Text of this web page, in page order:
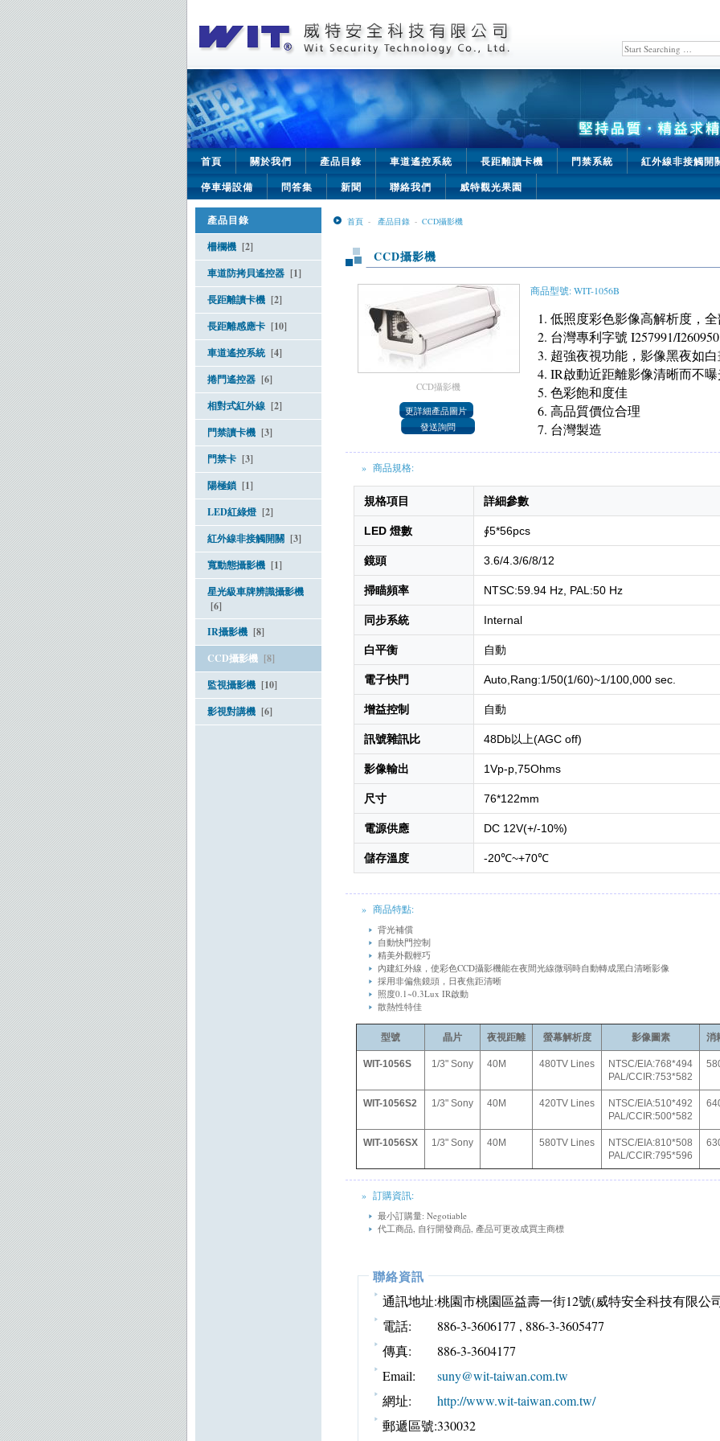
首頁 關於我們 產品目錄 車道遙控系統 長距離讀卡機 門禁系統
紅外線非接觸開
停車場設備
問答集 新聞 聯絡我們 威特觀光果園
產品目錄
柵欄機 [2]
車道防拷貝遙控器 [1]
長距離讀卡機 [2]
長距離感應卡 [10]
車道遙控系統 [4]
捲門遙控器 [6]
相對式紅外線 [2]
門禁讀卡機 [3]
門禁卡 [3]
陽極鎖 [1]
LED紅綠燈 [2]
紅外線非接觸開關 [3]
寬動態攝影機 [1]
星光級車牌辨識攝影機
[6]
IR攝影機 [8]
CCD攝影機 [8]
監視攝影機 [10]
影視對講機 [6]
首頁 - 產品目錄 - CCD攝影機
CCD攝影機
CCD攝影機
商品型號: WIT-1056B
低照度彩色影像高解析度，
台灣專利字號 I257991/I260950
超強夜視功能，影像黑夜如
IR啟動近距離影像清晰而不
色彩飽和度佳
高品質價位合理
台灣製造
» 商品規格:
規格項目 詳細參數
LED 燈數 ∮5*56pcs
鏡頭 3.6/4.3/6/8/12
掃瞄頻率 NTSC:59.94 Hz, PAL:50 Hz
同步系統 Internal
白平衡 自動
電子快門 Auto,Rang:1/50(1/60)~1/100,000 sec.
增益控制 自動
訊號雜訊比 48Db以上(AGC off)
影像輸出 1Vp-p,75Ohms
尺寸 76*122mm
電源供應 DC 12V(+/-10%)
儲存溫度 -20℃~+70℃
» 商品特點:
背光補償
自動快門控制
精美外觀輕巧
內建紅外線，使彩色CCD攝影機能在夜間光線微弱時自動轉成黑白清晰影像
採用非偏焦鏡頭，日夜焦距清晰
照度0.1~0.3Lux IR啟動
散熱性特佳
型號 晶片 夜視距離 螢幕解析度 影像圖素 消
WIT-1056S 1/3" Sony 40M 480TV Lines
NTSC/EIA:768*494
PAL/CCIR:753*582
WIT-1056S2 1/3" Sony 40M 420TV Lines
NTSC/EIA:510*492
PAL/CCIR:500*582
WIT-1056SX 1/3" Sony 40M 580TV Lines
NTSC/EIA:810*508
PAL/CCIR:795*596
» 訂購資訊:
最小訂購量: Negotiable
代工商品, 自行開發商品, 產品可更改成買主商標
聯絡資訊
通訊地址:桃園市桃園區益壽一街12號(威特安全科技有限公
電話:
886-3-3606177 , 886-3-3605477
傳真:
886-3-3604177
Email:
suny@wit-taiwan.com.tw
網址:
http://www.wit-taiwan.com.tw/
郵遞區號:330032